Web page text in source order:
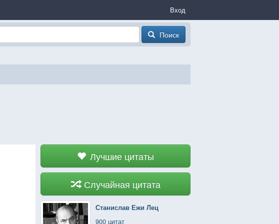
Вход
Поиск
Лучшие цитаты
Случайная цитата
Станислав Ежи Лец
900 цитат